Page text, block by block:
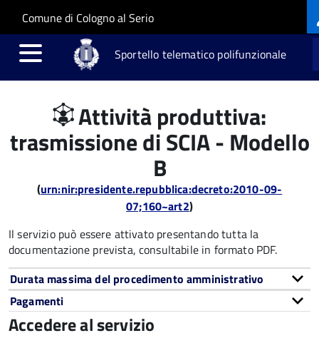
Salta al contenuto principale
Skip to site navigation
Comune di Cologno al Serio
Sportello telematico polifunzionale
Attività produttiva:
trasmissione di SCIA - Modello
B
(urn:nir:presidente.repubblica:decreto:2010-09-
07;160~art2)
Il servizio può essere attivato presentando tutta la
documentazione prevista, consultabile in formato PDF.
Durata massima del procedimento amministrativo
Pagamenti
Accedere al servizio